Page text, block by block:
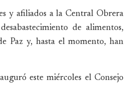
y afiliados a la Central Obrera
de alimentos,
Paz y, hasta el momento, han
este miércoles el Consejo